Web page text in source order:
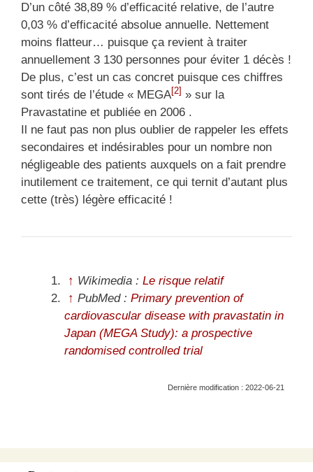
D’un côté 38,89 % d’efficacité relative, de l’autre
0,03 % d’efficacité absolue annuelle. Nettement
moins flatteur… puisque ça revient à traiter
annuellement 3 130 personnes pour éviter 1 décès !
De plus, c’est un cas concret puisque ces chiffres
sont tirés de l’étude « MEGA[2] » sur la
Pravastatine et publiée en 2006 .
Il ne faut pas non plus oublier de rappeler les effets
secondaires et indésirables pour un nombre non
négligeable des patients auxquels on a fait prendre
inutilement ce traitement, ce qui ternit d’autant plus
cette (très) légère efficacité !
↑ Wikimedia : Le risque relatif
↑ PubMed : Primary prevention of
cardiovascular disease with pravastatin in
Japan (MEGA Study): a prospective
randomised controlled trial
Dernière modification : 2022-06-21